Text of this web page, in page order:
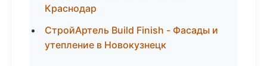
Краснодар
СтройАртель Build Finish - Фасады и
утепление в Новокузнецк